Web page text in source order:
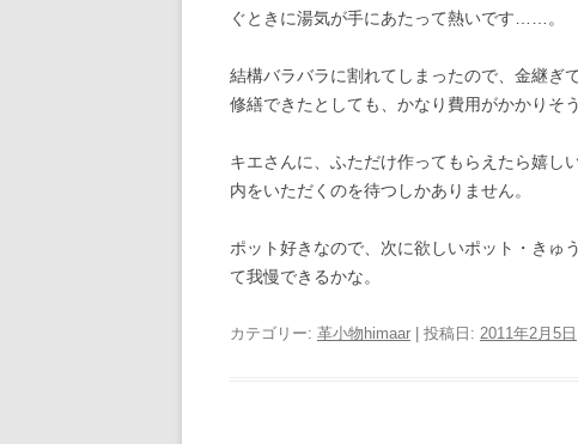
ぐときに湯気が手にあたって熱いです……。
結構バラバラに割れてしまったので、金継ぎ
修繕できたとしても、かなり費用がかかりそう
キエさんに、ふただけ作ってもらえたら嬉し
内をいただくのを待つしかありません。
ポット好きなので、次に欲しいポット・き
て我慢できるかな。
カテゴリー: 革小物himaar | 投稿日: 2011年2月5日